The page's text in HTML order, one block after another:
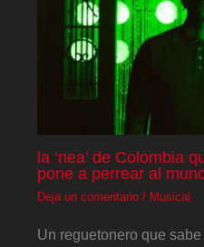
la ‘nea’ de Colombia
pone a perrear al
Deja un comentario / Musical
Un reguetonero que